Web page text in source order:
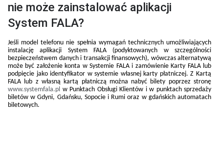
nie może zainstalować aplikacji
System FALA?
Jeśli model telefonu nie spełnia wymagań technicznych umożliwiających
instalację aplikacji System FALA (podyktowanych w szczególności
bezpieczeństwem danych i transakcji finansowych), wówczas alternatywą
może być założenie konta w Systemie FALA i zamówienie Karty FALA lub
podpięcie jako identyfikator w systemie własnej karty płatniczej. Z Kartą
FALA lub z własną kartą płatniczą można nabyć bilety poprzez stronę
www.systemfala.pl w Punktach Obsługi Klientów i w punktach sprzedaży
biletów w Gdyni, Gdańsku, Sopocie i Rumi oraz w gdańskich automatach
biletowych.